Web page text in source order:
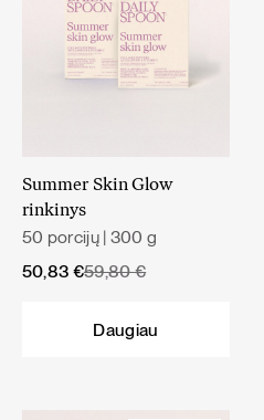
Summer Skin Glow
rinkinys
50 porcijų | 300 g
59,80€
Original
50,83 €
Current
Daugiau